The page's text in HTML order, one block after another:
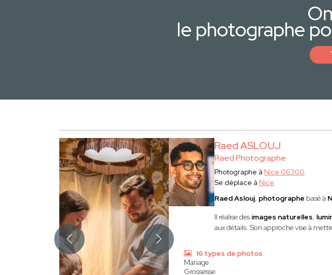
le photographe
Raed ASLOUJ
Raed Photographe
Photographe à Nice 06300
Se déplace à Nice
Raed Aslouj, photographe basé à
Il réalise des images naturelles,
aux détails. Son approche vise à
16 types de photos
Mariage
Grossesse